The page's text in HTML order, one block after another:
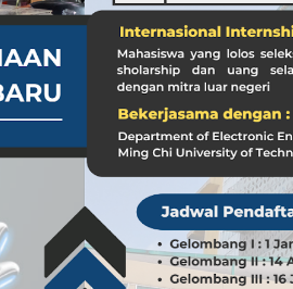
Peluang Baru
di Balik Kemakmuran Bangsa
dan Dampak Global
Pelaut dalam Perekonomian Global